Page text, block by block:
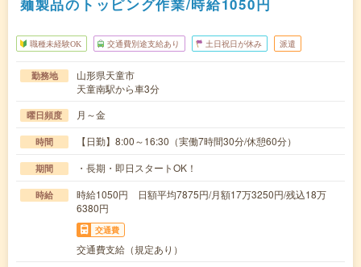
麺製品のトッピング作業/時給1050円
職種未経験OK 交通費別途支給あり 土日祝日が休み 派遣
勤務地
山形県天童市
天童南駅から車3分
曜日頻度 月～金
時間 【日勤】8:00～16:30（実働7時間30分/休憩60分）
期間 ・長期・即日スタートOK！
時給
時給1050円 日額平均7875円/月額17万3250円/残込18万
6380円
交通費
交通費支給（規定あり）